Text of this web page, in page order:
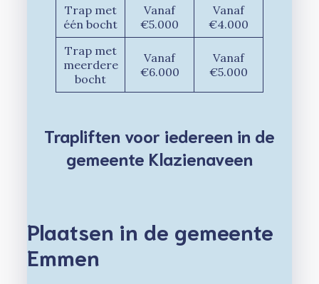
Trap met
één bocht
Vanaf
€5.000
Vanaf
€4.000
Trap met
meerdere
bocht
Vanaf
€6.000
Vanaf
€5.000
Trapliften voor iedereen in de
gemeente Klazienaveen
Plaatsen in de gemeente
Emmen